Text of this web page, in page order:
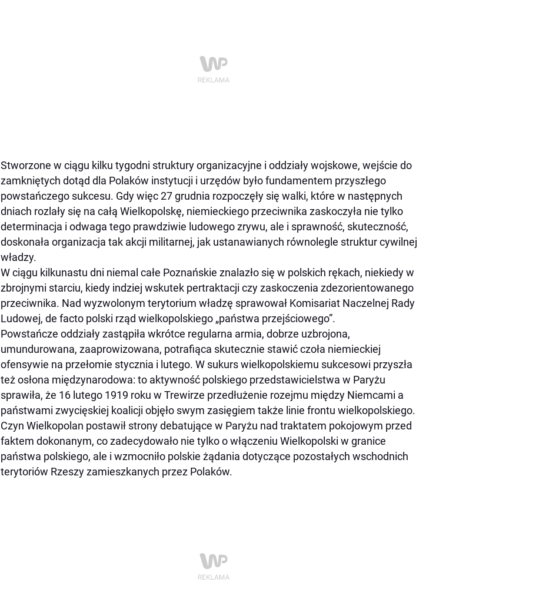
Stworzone w ciągu kilku tygodni struktury organizacyjne i oddziały wojskowe, wejście do
zamkniętych dotąd dla Polaków instytucji i urzędów było fundamentem przyszłego
powstańczego sukcesu. Gdy więc 27 grudnia rozpoczęły się walki, które w następnych
dniach rozlały się na całą Wielkopolskę, niemieckiego przeciwnika zaskoczyła nie tylko
determinacja i odwaga tego prawdziwie ludowego zrywu, ale i sprawność, skuteczność,
doskonała organizacja tak akcji militarnej, jak ustanawianych równolegle struktur cywilnej
władzy.
W ciągu kilkunastu dni niemal całe Poznańskie znalazło się w polskich rękach, niekiedy w
zbrojnymi starciu, kiedy indziej wskutek pertraktacji czy zaskoczenia zdezorientowanego
przeciwnika. Nad wyzwolonym terytorium władzę sprawował Komisariat Naczelnej Rady
Ludowej, de facto polski rząd wielkopolskiego „państwa przejściowego”.
Powstańcze oddziały zastąpiła wkrótce regularna armia, dobrze uzbrojona,
umundurowana, zaaprowizowana, potrafiąca skutecznie stawić czoła niemieckiej
ofensywie na przełomie stycznia i lutego. W sukurs wielkopolskiemu sukcesowi przyszła
też osłona międzynarodowa: to aktywność polskiego przedstawicielstwa w Paryżu
sprawiła, że 16 lutego 1919 roku w Trewirze przedłużenie rozejmu między Niemcami a
państwami zwycięskiej koalicji objęło swym zasięgiem także linie frontu wielkopolskiego.
Czyn Wielkopolan postawił strony debatujące w Paryżu nad traktatem pokojowym przed
faktem dokonanym, co zadecydowało nie tylko o włączeniu Wielkopolski w granice
państwa polskiego, ale i wzmocniło polskie żądania dotyczące pozostałych wschodnich
terytoriów Rzeszy zamieszkanych przez Polaków.